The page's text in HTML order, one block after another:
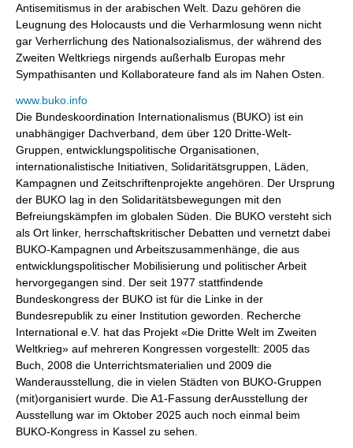
Antisemitismus in der arabischen Welt. Dazu gehören die
Leugnung des Holocausts und die Verharmlosung wenn nicht
gar Verherrlichung des Nationalsozialismus, der während des
Zweiten Weltkriegs nirgends außerhalb Europas mehr
Sympathisanten und Kollaborateure fand als im Nahen Osten.
www.buko.info
Die Bundeskoordination Internationalismus (BUKO) ist ein
unabhängiger Dachverband, dem über 120 Dritte-Welt-
Gruppen, entwicklungspolitische Organisationen,
internationalistische Initiativen, Solidaritätsgruppen, Läden,
Kampagnen und Zeitschriftenprojekte angehören. Der Ursprung
der BUKO lag in den Solidaritätsbewegungen mit den
Befreiungskämpfen im globalen Süden. Die BUKO versteht sich
als Ort linker, herrschaftskritischer Debatten und vernetzt dabei
BUKO-Kampagnen und Arbeitszusammenhänge, die aus
entwicklungspolitischer Mobilisierung und politischer Arbeit
hervorgegangen sind. Der seit 1977 stattfindende
Bundeskongress der BUKO ist für die Linke in der
Bundesrepublik zu einer Institution geworden. Recherche
International e.V. hat das Projekt «Die Dritte Welt im Zweiten
Weltkrieg» auf mehreren Kongressen vorgestellt: 2005 das
Buch, 2008 die Unterrichtsmaterialien und 2009 die
Wanderausstellung, die in vielen Städten von BUKO-Gruppen
(mit)organisiert wurde. Die A1-Fassung derAusstellung der
Ausstellung war im Oktober 2025 auch noch einmal beim
BUKO-Kongress in Kassel zu sehen.